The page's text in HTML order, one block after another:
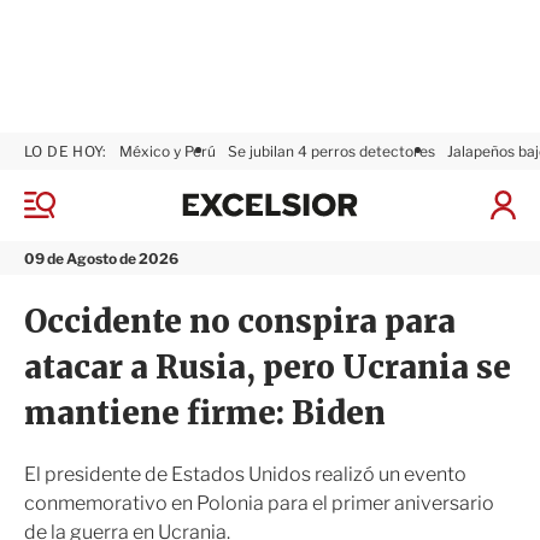
M
n
09 de Agosto de 2026
LO DE HOY: México y Perú Se jubilan 4 perros detectores Jalapeños
I
S
x
i
o
r
Occidente no conspira para
atacar a Rusia, pero Ucrania se
mantiene firme: Biden
El presidente de Estados Unidos realizó un evento
conmemorativo en Polonia para el primer aniversario
de la guerra en Ucrania.